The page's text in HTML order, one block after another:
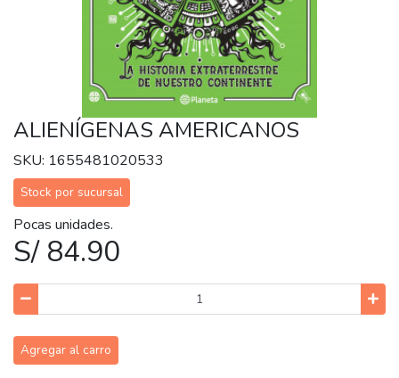
ALIENÍGENAS AMERICANOS
SKU: 1655481020533
Stock por sucursal
Pocas unidades.
S/ 84.90
Agregar al carro